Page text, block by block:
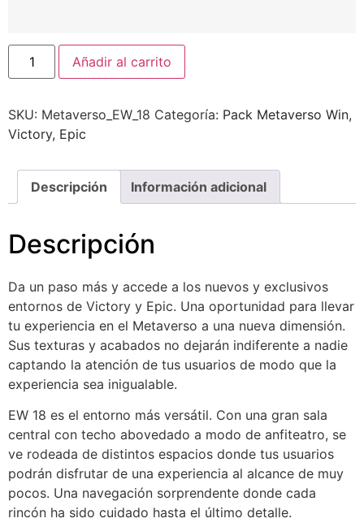
Añadir al carrito
SKU: Metaverso_EW_18 Categoría: Pack Metaverso Win,
Victory, Epic
Descripción Información adicional
Descripción
Da un paso más y accede a los nuevos y exclusivos
entornos de Victory y Epic. Una oportunidad para llevar
tu experiencia en el Metaverso a una nueva dimensión.
Sus texturas y acabados no dejarán indiferente a nadie
captando la atención de tus usuarios de modo que la
experiencia sea inigualable.
EW 18 es el entorno más versátil. Con una gran sala
central con techo abovedado a modo de anfiteatro, se
ve rodeada de distintos espacios donde tus usuarios
podrán disfrutar de una experiencia al alcance de muy
pocos. Una navegación sorprendente donde cada
rincón ha sido cuidado hasta el último detalle.